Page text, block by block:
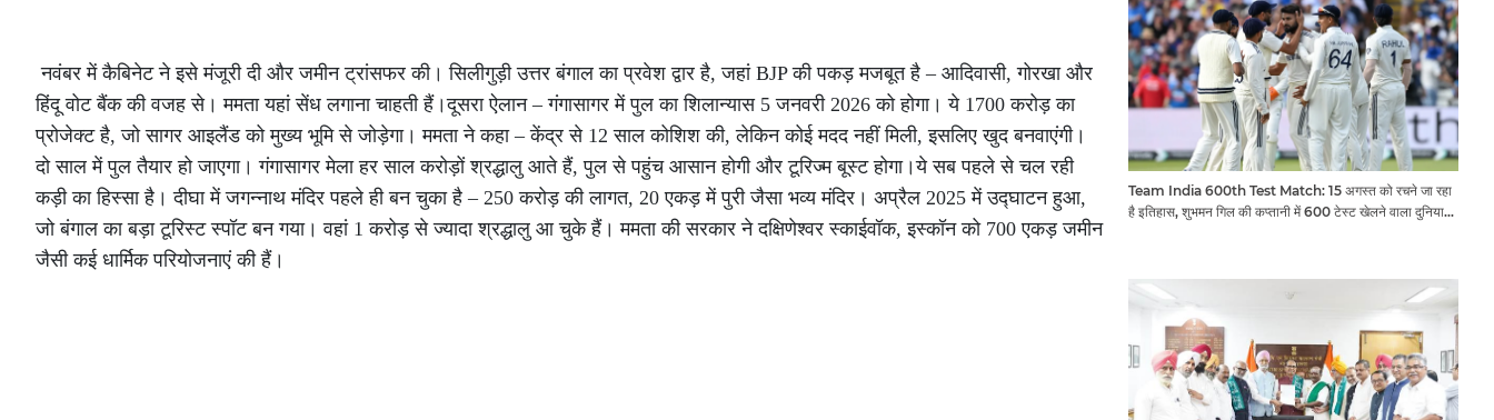
नवंबर में कैबिनेट ने इसे मंजूरी दी और जमीन ट्रांसफर की। सिलीगुड़ी उत्तर बंगाल का प्रवेश द्वार है, जहां BJP की पकड़ मजबूत है – आदिवासी, गोरखा और
हिंदू वोट बैंक की वजह से। ममता यहां सेंध लगाना चाहती हैं।दूसरा ऐलान – गंगासागर में पुल का शिलान्यास 5 जनवरी 2026 को होगा। ये 1700 करोड़ का
प्रोजेक्ट है, जो सागर आइलैंड को मुख्य भूमि से जोड़ेगा। ममता ने कहा – केंद्र से 12 साल कोशिश की, लेकिन कोई मदद नहीं मिली, इसलिए खुद बनवाएंगी।
दो साल में पुल तैयार हो जाएगा। गंगासागर मेला हर साल करोड़ों श्रद्धालु आते हैं, पुल से पहुंच आसान होगी और टूरिज्म बूस्ट होगा।ये सब पहले से चल रही
कड़ी का हिस्सा है। दीघा में जगन्नाथ मंदिर पहले ही बन चुका है – 250 करोड़ की लागत, 20 एकड़ में पुरी जैसा भव्य मंदिर। अप्रैल 2025 में उद्घाटन हुआ,
जो बंगाल का बड़ा टूरिस्ट स्पॉट बन गया। वहां 1 करोड़ से ज्यादा श्रद्धालु आ चुके हैं। ममता की सरकार ने दक्षिणेश्वर स्काईवॉक, इस्कॉन को 700 एकड़ जमीन
जैसी कई धार्मिक परियोजनाएं की हैं।
Team India 600th Test Match: 15 अगस्त को रचने जा रहा
है इतिहास, शुभमन गिल की कप्तानी में 600 टेस्ट खेलने वाला दुनिया